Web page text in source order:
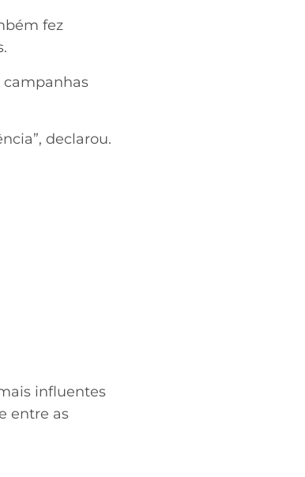
fez
campanhas
declarou.
influentes
entre as